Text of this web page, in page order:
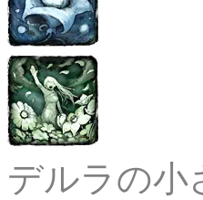
デルラの小